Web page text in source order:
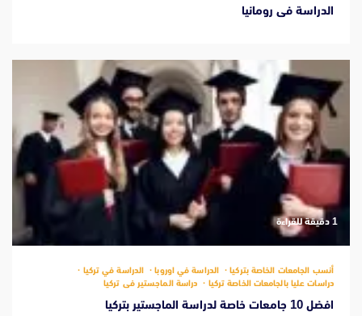
الدراسة فى رومانيا
‫1 دقيقة للقراءة
أنسب الجامعات الخاصة بتركيا الدراسة في اوروبا
الدراسة في تركيا
دراسات عليا بالجامعات الخاصة تركيا
دراسة الماجستير فى تركيا
افضل 10 جامعات خاصة لدراسة الماجستير بتركيا